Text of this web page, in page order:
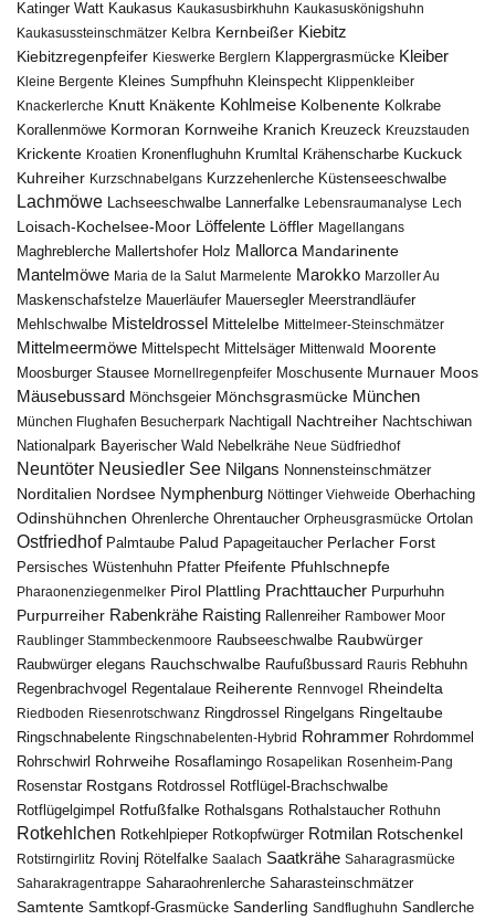
Katinger Watt Kaukasus Kaukasusbirkhuhn Kaukasuskönigshuhn
Kaukasussteinschmätzer Kelbra Kernbeißer Kiebitz
Kiebitzregenpfeifer Kieswerke Berglern Klappergrasmücke Kleiber
Kleine Bergente Kleines Sumpfhuhn Kleinspecht Klippenkleiber
Knackerlerche Knutt Knäkente Kohlmeise Kolbenente Kolkrabe
Korallenmöwe Kormoran Kornweihe Kranich Kreuzeck Kreuzstauden
Krickente Kroatien Kronenflughuhn Krumltal Krähenscharbe Kuckuck
Kuhreiher Kurzschnabelgans Kurzzehenlerche Küstenseeschwalbe
Lachmöwe Lachseeschwalbe Lannerfalke Lebensraumanalyse Lech
Loisach-Kochelsee-Moor Löffelente Löffler Magellangans
Maghreblerche Mallertshofer Holz Mallorca Mandarinente
Mantelmöwe Maria de la Salut Marmelente Marokko Marzoller Au
Maskenschafstelze Mauerläufer Mauersegler Meerstrandläufer
Mehlschwalbe Misteldrossel Mittelelbe Mittelmeer-Steinschmätzer
Mittelmeermöwe Mittelspecht Mittelsäger Mittenwald Moorente
Moosburger Stausee Mornellregenpfeifer Moschusente Murnauer Moos
Mäusebussard Mönchsgeier Mönchsgrasmücke München
München Flughafen Besucherpark Nachtigall Nachtreiher Nachtschiwan
Nationalpark Bayerischer Wald Nebelkrähe Neue Südfriedhof
Neuntöter Neusiedler See Nilgans Nonnensteinschmätzer
Norditalien Nordsee Nymphenburg Nöttinger Viehweide Oberhaching
Odinshühnchen Ohrenlerche Ohrentaucher Orpheusgrasmücke Ortolan
Ostfriedhof Palmtaube Palud Papageitaucher Perlacher Forst
Persisches Wüstenhuhn Pfatter Pfeifente Pfuhlschnepfe
Pharaonenziegenmelker Pirol Plattling Prachttaucher Purpurhuhn
Purpurreiher Rabenkrähe Raisting Rallenreiher Rambower Moor
Raublinger Stammbeckenmoore Raubseeschwalbe Raubwürger
Raubwürger elegans Rauchschwalbe Raufußbussard Rauris Rebhuhn
Regenbrachvogel Regentalaue Reiherente Rennvogel Rheindelta
Riedboden Riesenrotschwanz Ringdrossel Ringelgans Ringeltaube
Ringschnabelente Ringschnabelenten-Hybrid Rohrammer Rohrdommel
Rohrschwirl Rohrweihe Rosaflamingo Rosapelikan Rosenheim-Pang
Rosenstar Rostgans Rotdrossel
Rotflügel-Brachschwalbe
Rotflügelgimpel Rotfußfalke Rothalsgans Rothalstaucher Rothuhn
Rotkehlchen Rotkehlpieper Rotkopfwürger Rotmilan Rotschenkel
Rotstirngirlitz Rovinj Rötelfalke Saalach Saatkrähe Saharagrasmücke
Saharakragentrappe Saharaohrenlerche Saharasteinschmätzer
Samtente Samtkopf-Grasmücke Sanderling Sandflughuhn Sandlerche